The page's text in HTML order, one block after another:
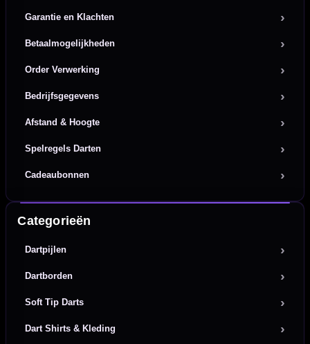
Garantie en Klachten
Betaalmogelijkheden
Order Verwerking
Bedrijfsgegevens
Afstand & Hoogte
Spelregels Darten
Cadeaubonnen
Categorieën
Dartpijlen
Dartborden
Soft Tip Darts
Dart Shirts & Kleding